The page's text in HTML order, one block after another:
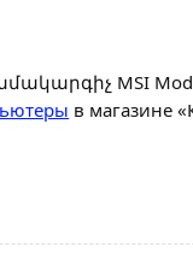
MSI
в магазине